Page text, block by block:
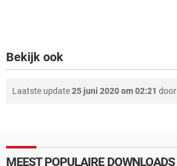
Bekijk ook
Laatste update25 juni 2020 om 02:21 door
MEEST POPULAIRE DOWNLOADS